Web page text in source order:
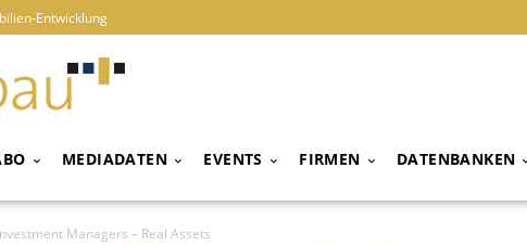
Entwicklung
MEDIADATEN EVENTS FIRMEN DATENBANKEN
Managers – Real Assets